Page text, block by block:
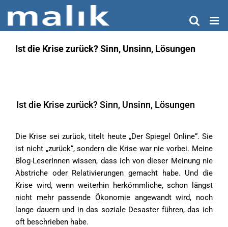
Inhalt
springen
Ist die Krise zurück? Sinn, Unsinn, Lösungen
Ist die Krise zurück? Sinn, Unsinn, Lösungen
Die Krise sei zurück, titelt heute „Der Spiegel Online“. Sie
ist nicht „zurück“, sondern die Krise war nie vorbei. Meine
Blog-LeserInnen wissen, dass ich von dieser Meinung nie
Abstriche oder Relativierungen gemacht habe. Und die
Krise wird, wenn weiterhin herkömmliche, schon längst
nicht mehr passende Ökonomie angewandt wird, noch
lange dauern und in das soziale Desaster führen, das ich
oft beschrieben habe.